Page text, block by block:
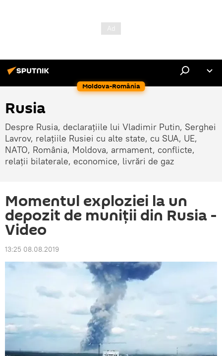
Moldova-România
Rusia
Despre Rusia, declarațiile lui Vladimir Putin, Serghei
Lavrov, relațiile Rusiei cu alte state, cu SUA, UE,
NATO, România, Moldova, armament, conflicte,
relații bilaterale, economice, livrări de gaz
Momentul exploziei la un
depozit de muniții din Rusia -
Video
13:25 08.08.2019